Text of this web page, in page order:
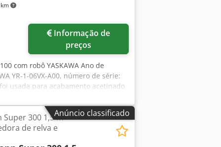
preços
com robô YASKAWA Ano de
YR-1-06VX-A00, número de série:
foi usada para acabamento acetinado
Anúncio classificado
300 1,5 m –
de relva e